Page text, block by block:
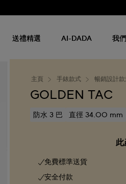
送禮精選 AI-DADA 我
主頁 手錶款式 暢銷設計款
GOLDEN TAC
防水 3 巴 直徑 34.00 mm
此
免費標準送貨
安全付款